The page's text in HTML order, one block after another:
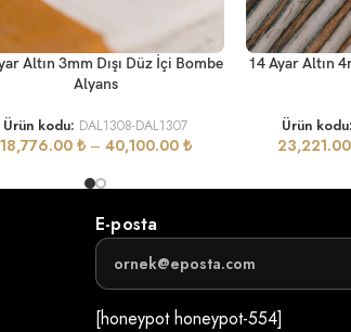
Altın 3mm Dışı Düz İçi Bombe
Alyans
Ürün kodu: DAL1308-DAL1307
18,776.00 ₺ – 40,100.00 ₺
SEÇENEKLER
14 Ayar Altın
Ürün kodu:
23,221.00
E-posta
[honeypot honeypot-554]